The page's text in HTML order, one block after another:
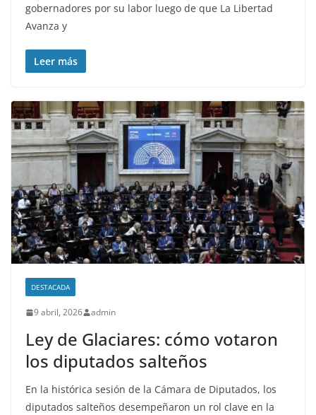
gobernadores por su labor luego de que La Libertad
Avanza y
Leer más
DESTACADA
9 abril, 2026 admin
Ley de Glaciares: cómo votaron
los diputados salteños
En la histórica sesión de la Cámara de Diputados, los
diputados salteños desempeñaron un rol clave en la